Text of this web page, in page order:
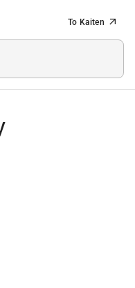
To Kaiten